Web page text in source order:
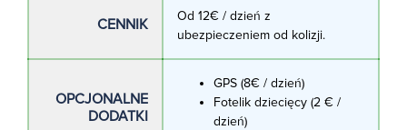
CENNIK
Od 12€ / dzień z
ubezpieczeniem od kolizji.
OPCJONALNE
DODATKI
GPS (8€ / dzień)
Fotelik dziecięcy (2 € /
dzień)